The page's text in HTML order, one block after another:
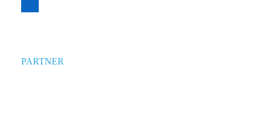
PARTNER